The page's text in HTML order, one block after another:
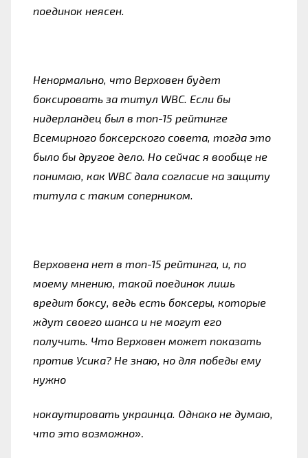
поединок неясен.
Ненормально, что Верховен будет
боксировать за титул WBC. Если бы
нидерландец был в топ-15 рейтинге
Всемирного боксерского совета, тогда это
было бы другое дело. Но сейчас я вообще не
понимаю, как WBC дала согласие на защиту
титула с таким соперником.
Верховена нет в топ-15 рейтинга, и, по
моему мнению, такой поединок лишь
вредит боксу, ведь есть боксеры, которые
ждут своего шанса и не могут его
получить. Что Верховен может показать
против Усика? Не знаю, но для победы ему
нужно
нокаутировать украинца. Однако не думаю,
что это возможно».